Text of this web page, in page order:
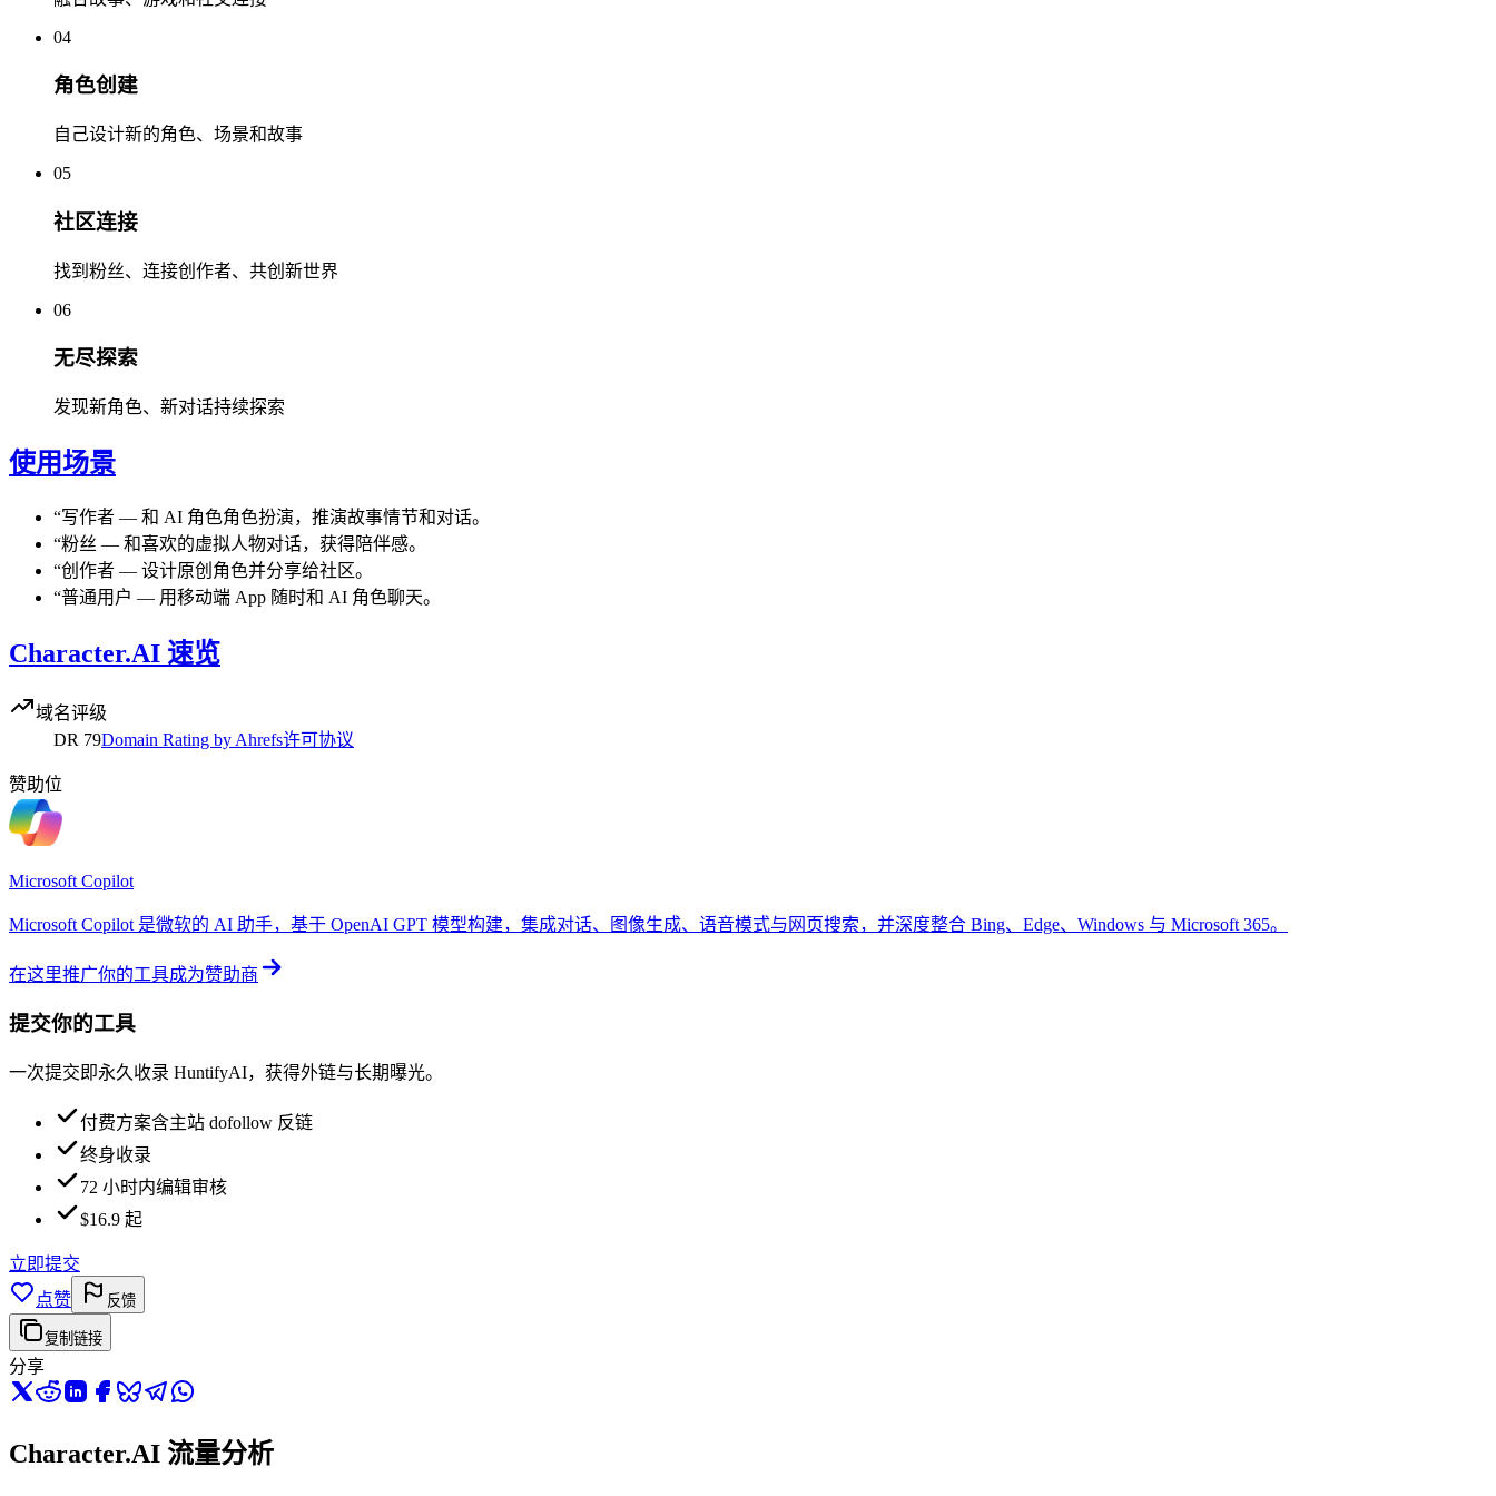
04
角色创建
自己设计新的角色、场景和故事
05
社区连接
找到粉丝、连接创作者、共创新世界
06
无尽探索
发现新角色、新对话持续探索
使用场景
“写作者 — 和 AI 角色角色扮演，推演故事情节和对话。
“粉丝 — 和喜欢的虚拟人物对话，获得陪伴感。
“创作者 — 设计原创角色并分享给社区。
“普通用户 — 用移动端 App 随时和 AI 角色聊天。
Character.AI 速览
域名评级
DR 79Domain Rating by Ahrefs许可协议
赞助位
Microsoft Copilot
Microsoft Copilot 是微软的 AI 助手，基于 OpenAI GPT 模型构建，集成对话、图像生成、语音模式与网页搜索，并深度整合 Bing、Edge、Windows 与 Microsoft 365。
在这里推广你的工具成为赞助商
提交你的工具
一次提交即永久收录 HuntifyAI，获得外链与长期曝光。
付费方案含主站 dofollow 反链
终身收录
72 小时内编辑审核
$16.9 起
立即提交
点赞
反馈
复制链接
分享
Character.AI 流量分析